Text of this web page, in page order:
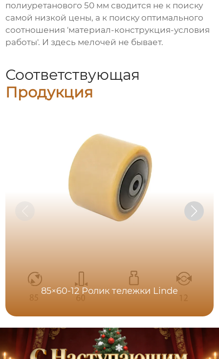
полиуретанового 50 мм сводится не к поиску
самой низкой цены, а к поиску оптимального
соотношения 'материал-конструкция-условия
работы'. И здесь мелочей не бывает.
Соответствующая
Продукция
85×60-12 Ролик тележки Linde